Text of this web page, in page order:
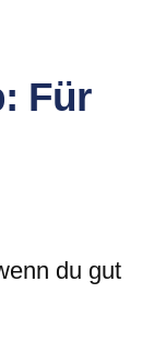
Für
du gut